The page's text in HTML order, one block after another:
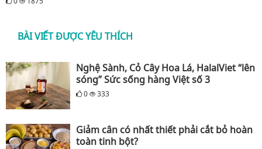
BÀI VIẾT ĐƯỢC YÊU THÍCH
Nghệ Sành, Cỏ Cây Hoa Lá, HalalViet “lên
sóng” Sức sống hàng Việt số 3
0 333
Giảm cân có nhất thiết phải cắt bỏ hoàn
toàn tinh bột?